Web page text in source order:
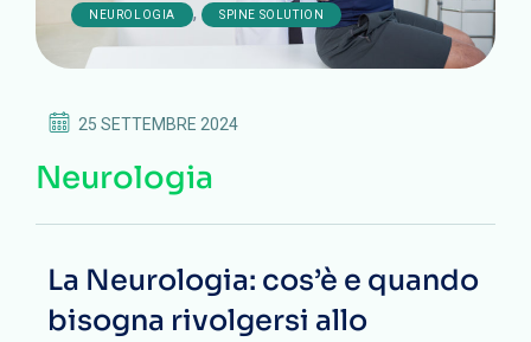
NEUROLOGIA , SPINE SOLUTION
25 SETTEMBRE 2024
Neurologia
La Neurologia: cos’è e quando
bisogna rivolgersi allo